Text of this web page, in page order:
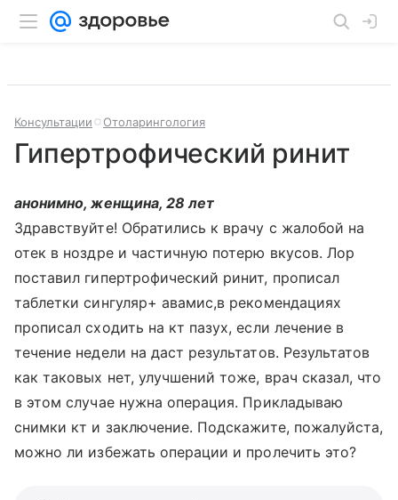
Консультации Отоларингология
Гипертрофический ринит
анонимно, женщина, 28 лет
Здравствуйте! Обратились к врачу с жалобой на
отек в ноздре и частичную потерю вкусов. Лор
поставил гипертрофический ринит, прописал
таблетки сингуляр+ авамис,в рекомендациях
прописал сходить на кт пазух, если лечение в
течение недели на даст результатов. Результатов
как таковых нет, улучшений тоже, врач сказал, что
в этом случае нужна операция. Прикладываю
снимки кт и заключение. Подскажите, пожалуйста,
можно ли избежать операции и пролечить это?